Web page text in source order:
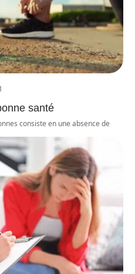
santé
consiste en une absence de